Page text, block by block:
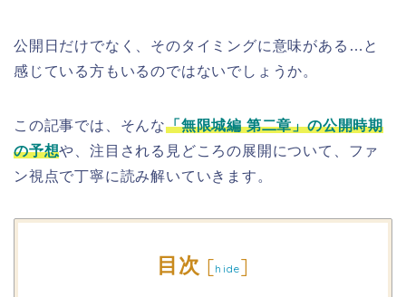
公開日だけでなく、そのタイミングに意味がある…と
感じている方もいるのではないでしょうか。
この記事では、そんな「無限城編 第二章」の公開時期
の予想や、注目される見どころの展開について、ファ
ン視点で丁寧に読み解いていきます。
目次 [hide]